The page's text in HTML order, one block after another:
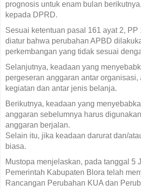
prognosis untuk enam bulan
kepada DPRD.
Sesuai ketentuan pasal 161 ayat 2, PP
diatur bahwa perubahan APBD
perkembangan yang tidak sesuai
Selanjutnya, keadaan yang
pergeseran anggaran antar organisasi,
kegiatan dan antar jenis belanja.
Berikutnya, keadaan yang
anggaran sebelumnya harus
anggaran berjalan.
Selain itu, jika keadaan darurat dan/
biasa.
Mustopa menjelaskan, pada tanggal 5
Pemerintah Kabupaten Blora telah
Rancangan Perubahan KUA dan